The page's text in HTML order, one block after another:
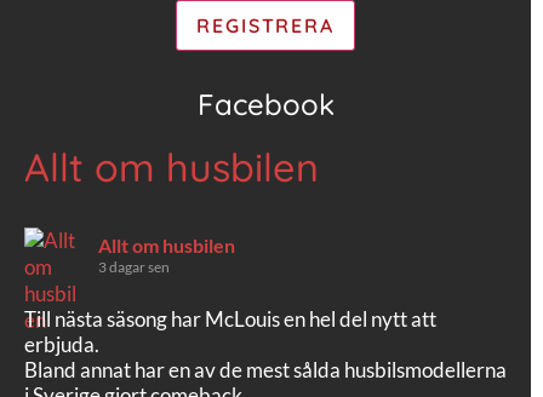
Facebook
Allt om husbilen
Allt om husbilen
3 dagar sen
Till nästa säsong har McLouis en hel del nytt att
erbjuda.
Bland annat har en av de mest sålda husbilsmodellerna